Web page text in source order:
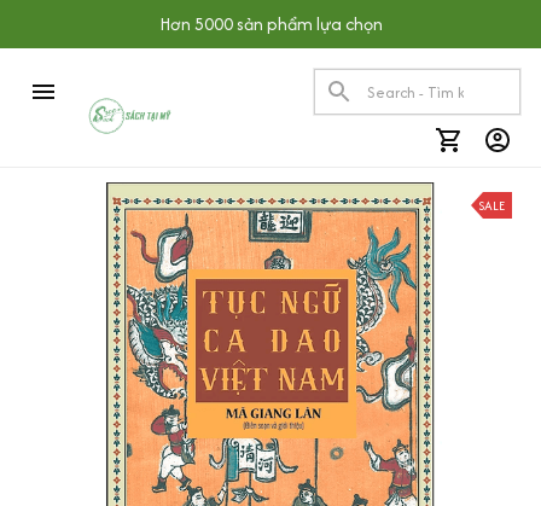
Hơn 5000 sản phẩm lựa chọn
SALE